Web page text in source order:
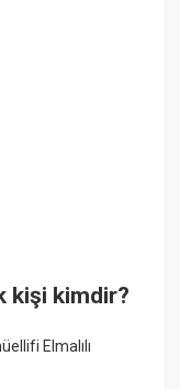
kişi kimdir?
Elmalılı